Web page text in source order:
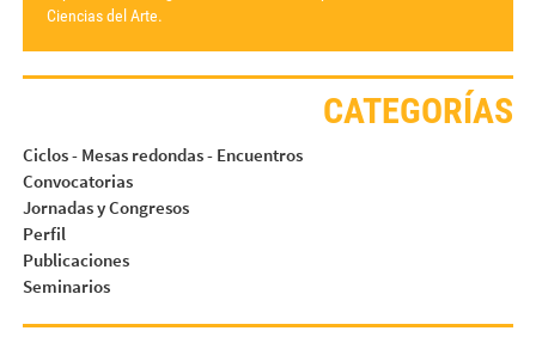
Ciencias del Arte.
CATEGORÍAS
Ciclos - Mesas redondas - Encuentros
Convocatorias
Jornadas y Congresos
Perfil
Publicaciones
Seminarios